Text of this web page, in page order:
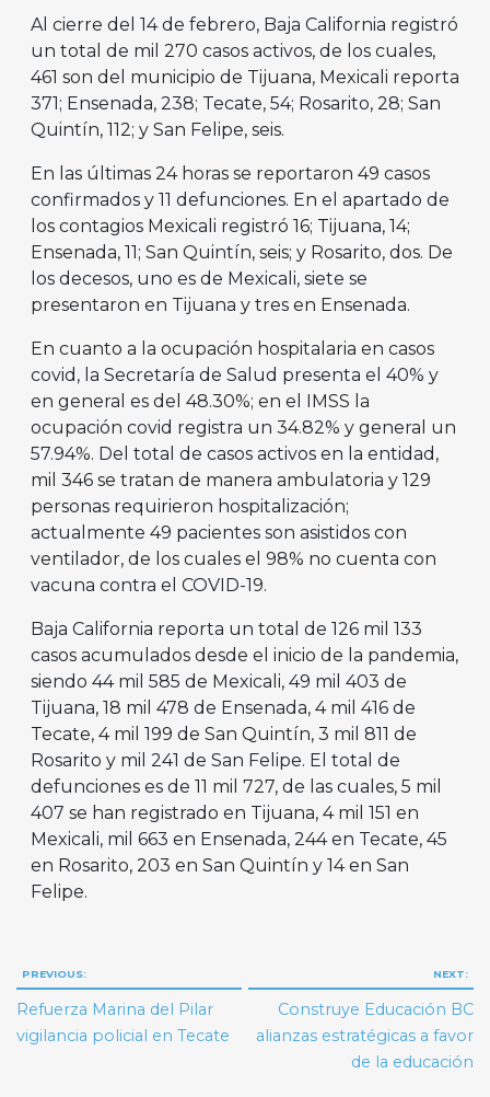
Al cierre del 14 de febrero, Baja California registró
un total de mil 270 casos activos, de los cuales,
461 son del municipio de Tijuana, Mexicali reporta
371; Ensenada, 238; Tecate, 54; Rosarito, 28; San
Quintín, 112; y San Felipe, seis.
En las últimas 24 horas se reportaron 49 casos
confirmados y 11 defunciones. En el apartado de
los contagios Mexicali registró 16; Tijuana, 14;
Ensenada, 11; San Quintín, seis; y Rosarito, dos. De
los decesos, uno es de Mexicali, siete se
presentaron en Tijuana y tres en Ensenada.
En cuanto a la ocupación hospitalaria en casos
covid, la Secretaría de Salud presenta el 40% y
en general es del 48.30%; en el IMSS la
ocupación covid registra un 34.82% y general un
57.94%. Del total de casos activos en la entidad,
mil 346 se tratan de manera ambulatoria y 129
personas requirieron hospitalización;
actualmente 49 pacientes son asistidos con
ventilador, de los cuales el 98% no cuenta con
vacuna contra el COVID-19.
Baja California reporta un total de 126 mil 133
casos acumulados desde el inicio de la pandemia,
siendo 44 mil 585 de Mexicali, 49 mil 403 de
Tijuana, 18 mil 478 de Ensenada, 4 mil 416 de
Tecate, 4 mil 199 de San Quintín, 3 mil 811 de
Rosarito y mil 241 de San Felipe. El total de
defunciones es de 11 mil 727, de las cuales, 5 mil
407 se han registrado en Tijuana, 4 mil 151 en
Mexicali, mil 663 en Ensenada, 244 en Tecate, 45
en Rosarito, 203 en San Quintín y 14 en San
Felipe.
Navegación
de
entradas
PREVIOUS:
Refuerza Marina del Pilar
vigilancia policial en Tecate
NEXT:
Construye Educación BC
alianzas estratégicas a favor
de la educación